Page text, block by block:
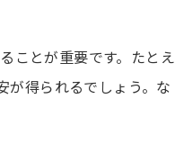
ことが重要です。たとえ
が得られるでしょう。な